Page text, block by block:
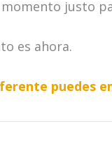
momento justo
es ahora.
puedes